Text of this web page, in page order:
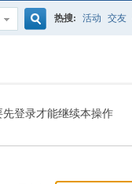
索
热搜: 活动 交友
先登录才能继续本操作